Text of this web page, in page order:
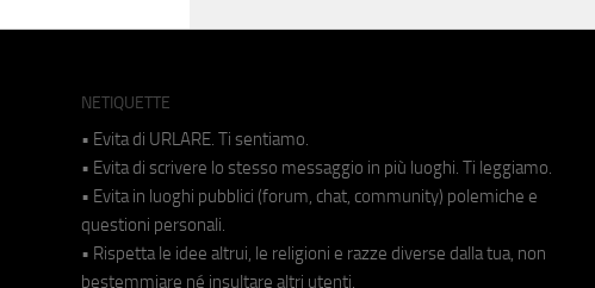
NETIQUETTE
• Evita di URLARE. Ti sentiamo.
• Evita di scrivere lo stesso messaggio in più luoghi. Ti leggiamo.
• Evita in luoghi pubblici (forum, chat, community) polemiche e
questioni personali.
• Rispetta le idee altrui, le religioni e razze diverse dalla tua, non
bestemmiare né insultare altri utenti.